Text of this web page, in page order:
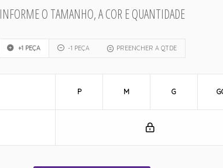
INFORME O TAMANHO, A COR E QUANTIDADE
+1 PEÇA -1 PEÇA PREENCHER A QTDE
P M G